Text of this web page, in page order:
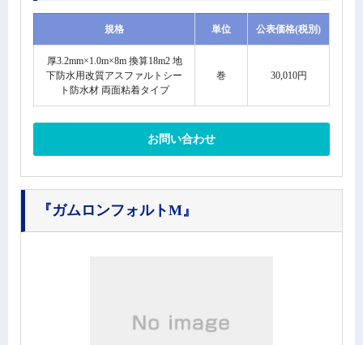
規格 単位 公表価格(税別)
厚3.2mm×1.0m×8m 換算18m2 地
下防水用改質アスファルトシー
ト防水材 両面粘着タイプ
巻 30,010円
お問い合わせ
『ガムロンフォルトM』